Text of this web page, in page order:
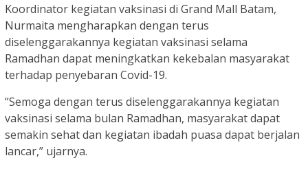
Koordinator kegiatan vaksinasi di Grand Mall Batam,
Nurmaita mengharapkan dengan terus
diselenggarakannya kegiatan vaksinasi selama
Ramadhan dapat meningkatkan kekebalan masyarakat
terhadap penyebaran Covid-19.
“Semoga dengan terus diselenggarakannya kegiatan
vaksinasi selama bulan Ramadhan, masyarakat dapat
semakin sehat dan kegiatan ibadah puasa dapat berjalan
lancar,” ujarnya.